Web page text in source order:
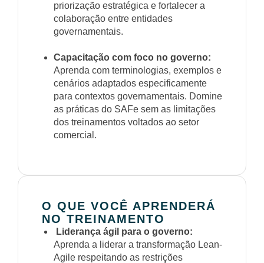
priorização estratégica e fortalecer a
colaboração entre entidades
governamentais.
Capacitação com foco no governo:
Aprenda com terminologias, exemplos e
cenários adaptados especificamente
para contextos governamentais. Domine
as práticas do SAFe sem as limitações
dos treinamentos voltados ao setor
comercial.
O QUE VOCÊ APRENDERÁ
NO TREINAMENTO
Liderança ágil para o governo:
Aprenda a liderar a transformação Lean-
Agile respeitando as restrições